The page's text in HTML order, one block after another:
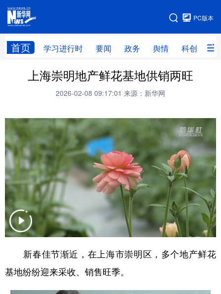
PC版本
首页 学习进行时 要闻 政务 舆情 科创 产
网站地图
首页 学习进行时 要闻 政务
科创 产经
旅游 教育 民生 文化
房产 体育 图片
信息 廉政 原创 长三角频道
上海崇明地产鲜花基地供销两旺
2026-02-08 09:17:01 来源：新华网
新春佳节渐近，在上海市崇明区，多个地产鲜花
基地纷纷迎来采收、销售旺季。